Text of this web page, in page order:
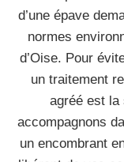
d’une épave
normes
d’Oise. Pour
un traitement
agréé est la
accompagnons
un encombrant